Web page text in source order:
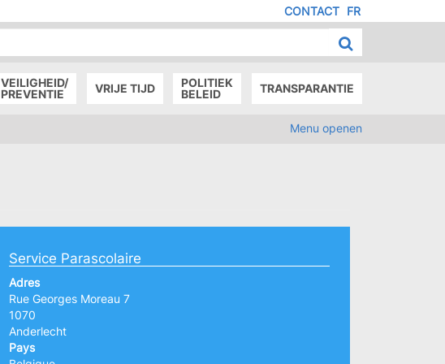
FR
MENU
DE
PAGE
CONTACT
VEILIGHEID/
PREVENTIE
VRIJE TIJD
POLITIEK
BELEID
TRANSPARANTIE
Menu openen
Service Parascolaire
Adres
Rue Georges Moreau 7
1070
Anderlecht
Pays